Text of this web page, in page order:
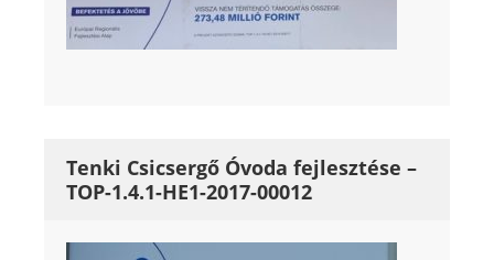
Tenki Csicsergő Óvoda fejlesztése –
TOP-1.4.1-HE1-2017-00012